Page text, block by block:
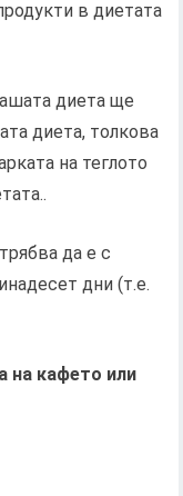
в диетата
диета ще
диета, толкова
на теглото
трябва да е с
дни (т.е.
на кафето или